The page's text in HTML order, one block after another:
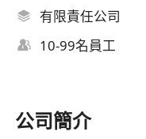
有限責任公司
10-99名員工
公司簡介